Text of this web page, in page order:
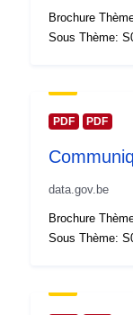
catalogue:
spatial:
uriRef:
Brochure
Sous Thème:
PDF PDF
data.gov.be
Brochure
Sous Thème: